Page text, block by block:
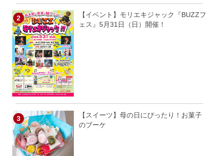
【イベント】モリエキジャック『BUZZフ
ェス』5月31日（日）開催！
【スイーツ】母の日にぴったり！お菓子
のブーケ